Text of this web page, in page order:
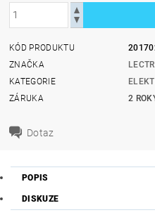
KÓD PRODUKTU
ZNAČKA
KATEGORIE
ZÁRUKA
2
Dotaz
POPIS
DISKUZE